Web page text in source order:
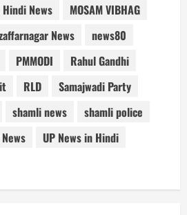
News
MOSAM VIBHAG
News
news80
PMMODI
Rahul Gandhi
RLD
Samajwadi Party
shamli news
shamli police
UP News in Hindi